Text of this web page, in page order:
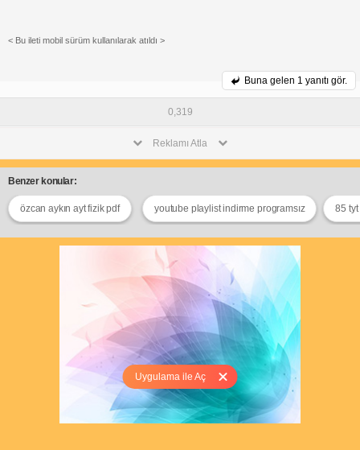
Uygulama ile Aç
< Bu ileti mobil sürüm kullanılarak atıldı >
Buna gelen 1 yanıtı gör.
0,319
Reklamı Atla
Benzer konular:
özcan aykın ayt fizik pdf youtube playlist indirme programsız 85 tyt